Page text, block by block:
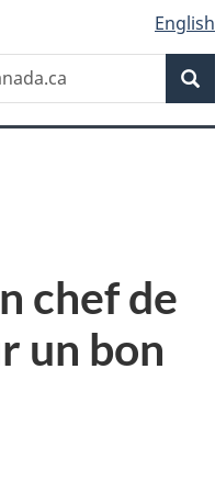
English
chef de
un bon